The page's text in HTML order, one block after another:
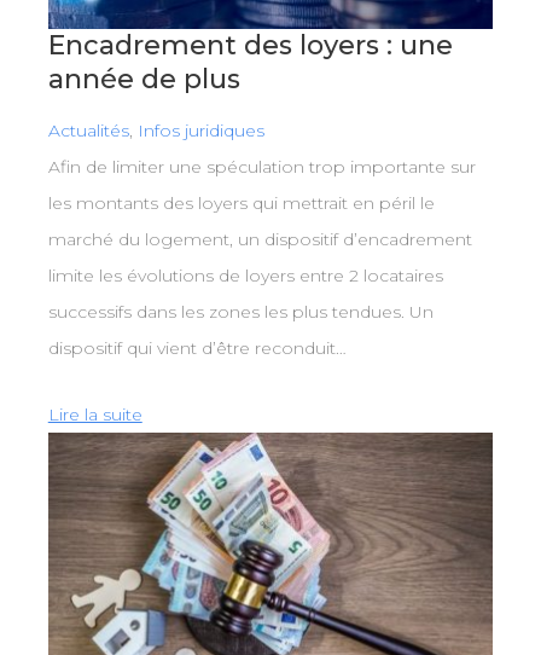
Encadrement des loyers : une
année de plus
Actualités, Infos juridiques
Afin de limiter une spéculation trop importante sur
les montants des loyers qui mettrait en péril le
marché du logement, un dispositif d’encadrement
limite les évolutions de loyers entre 2 locataires
successifs dans les zones les plus tendues. Un
dispositif qui vient d’être reconduit…
Lire la suite